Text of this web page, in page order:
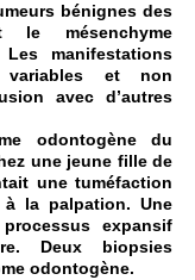
bénignes des
le mésenchyme
manifestations
et non
avec d’autres
odontogène du
une jeune fille de
une tuméfaction
à la palpation. Une
expansif
Deux biopsies
odontogène.